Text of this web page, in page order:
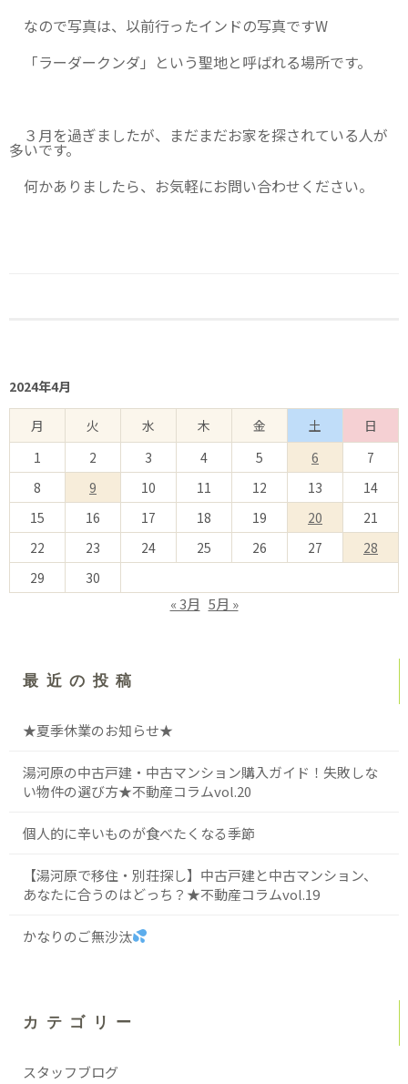
なので写真は、以前行ったインドの写真ですW
「ラーダークンダ」という聖地と呼ばれる場所です。
３月を過ぎましたが、まだまだお家を探されている人が
多いです。
何かありましたら、お気軽にお問い合わせください。
2024年4月
月 火 水 木 金 土
日
1
2 3 4 5 6
7
8
9 10 11 12 13
14
15
16 17 18 19 20
21
22
23 24 25 26 27
28
29
30
« 3月 5月 »
最近の投稿
★夏季休業のお知らせ★
湯河原の中古戸建・中古マンション購入ガイド！失敗しな
い物件の選び方★不動産コラムvol.20
個人的に辛いものが食べたくなる季節
【湯河原で移住・別荘探し】中古戸建と中古マンション、
あなたに合うのはどっち？★不動産コラムvol.19
かなりのご無沙汰
カテゴリー
スタッフブログ